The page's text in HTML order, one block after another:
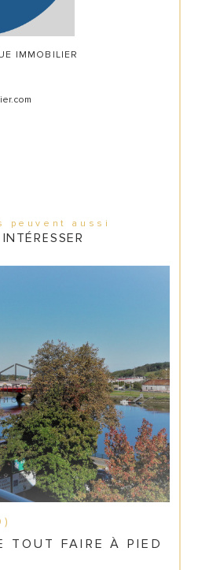
IMMOBILIER
peuvent aussi
TOUT FAIRE À PIED